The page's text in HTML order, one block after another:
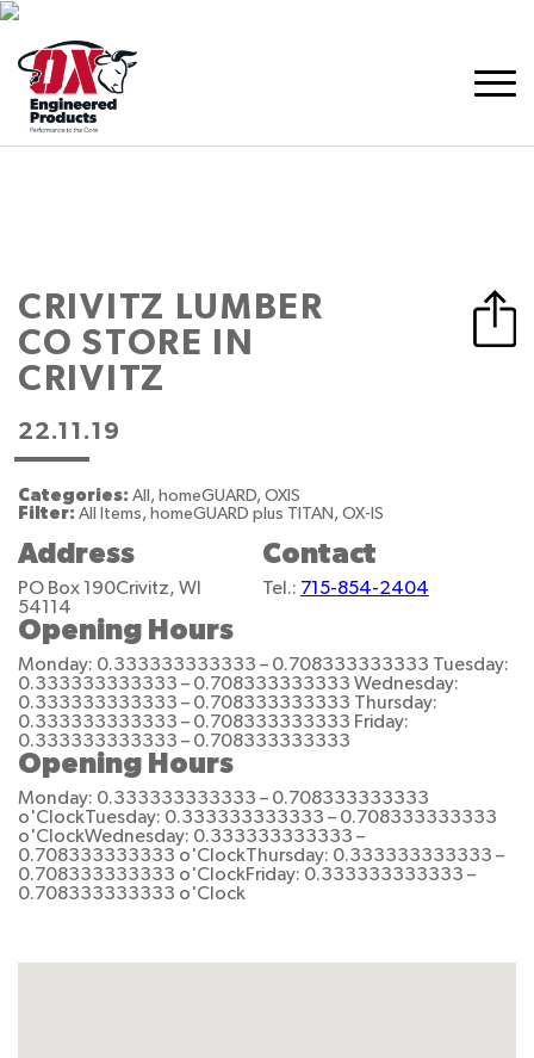
CRIVITZ LUMBER
COSTORE IN
CRIVITZ
22.11.19
Categories: All, homeGUARD, OXIS
Filter: All Items, homeGUARD plus TITAN, OX-IS
Address
PO Box 190Crivitz, WI
54114
Contact
Tel.: 715-854-2404
Opening Hours
Monday: 0.333333333333 – 0.708333333333 Tuesday:
0.333333333333 – 0.708333333333 Wednesday:
0.333333333333 – 0.708333333333 Thursday:
0.333333333333 – 0.708333333333 Friday:
0.333333333333 – 0.708333333333
Opening Hours
Monday: 0.333333333333 – 0.708333333333
o'ClockTuesday: 0.333333333333 – 0.708333333333
o'ClockWednesday: 0.333333333333 –
0.708333333333 o'ClockThursday: 0.333333333333 –
0.708333333333 o'ClockFriday: 0.333333333333 –
0.708333333333 o'Clock